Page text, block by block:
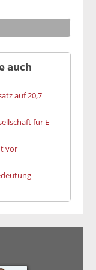
auch
auf 20,7
für E-
vor
-